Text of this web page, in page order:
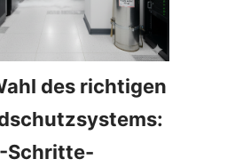
des richtigen
Schritte-